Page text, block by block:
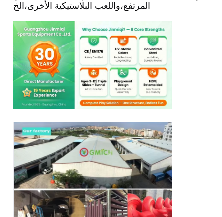
المرتفع،واللعب البلاستيكية الأخرى،الخ